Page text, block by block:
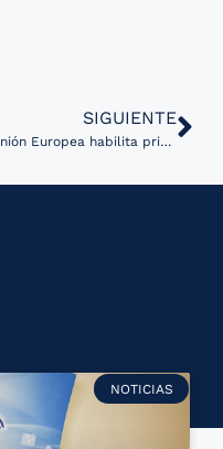
SIGUIENTE
Unión Europea habilita primera herramienta de IA para diagnóstico de enfermedad inflamatoria hepática
NOTICIAS